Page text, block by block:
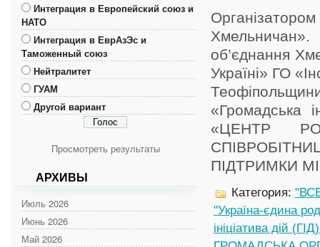
Интеграция в Европейский союз и
НАТО
Интеграция в ЕврАзЭс и
Таможенный союз
Нейтралитет
ГУАМ
Другой вариант
Просмотреть результаты
АРХИВЫ
Июль 2026
Июнь 2026
Май 2026
Хмельничан».
об’єднання
Україні» ГО
«Громадська
«ЦЕНТР
ПІДТРИМКИ
Категория:
"Україна-єдина
ініціатива дій